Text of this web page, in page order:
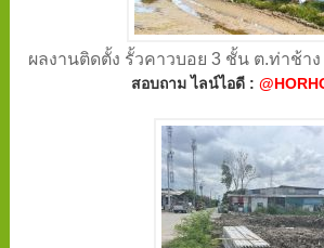
ผลงานติดตั้ง รั้วคาวบอย 3 ชั้น ต.ท่าช้าง
สอบถาม ไลน์ไอดี :